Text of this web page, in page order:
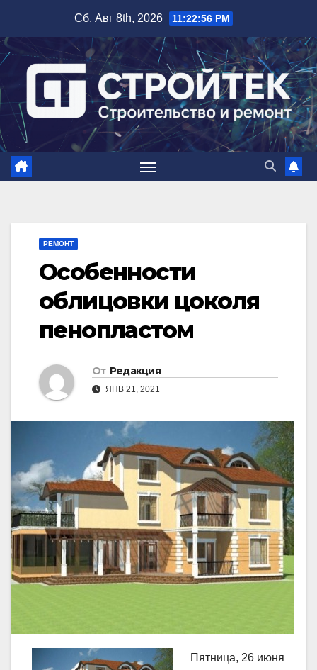
содержимому
Сб. Авг 8th, 2026 11:22:56 PM
РЕМОНТ
Особенности
облицовки цоколя
пенопластом
От Редакция
ЯНВ 21, 2021
Пятница, 26 июня